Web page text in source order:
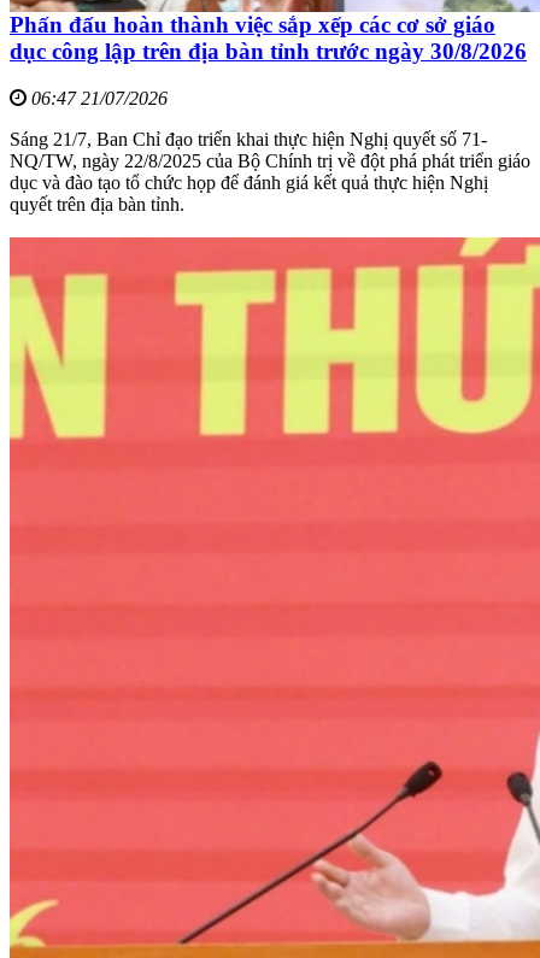
Phấn đấu hoàn thành việc sắp xếp các cơ sở giáo
dục công lập trên địa bàn tỉnh trước ngày 30/8/2026
06:47 21/07/2026
Sáng 21/7, Ban Chỉ đạo triển khai thực hiện Nghị quyết số 71-
NQ/TW, ngày 22/8/2025 của Bộ Chính trị về đột phá phát triển giáo
dục và đào tạo tổ chức họp để đánh giá kết quả thực hiện Nghị
quyết trên địa bàn tỉnh.